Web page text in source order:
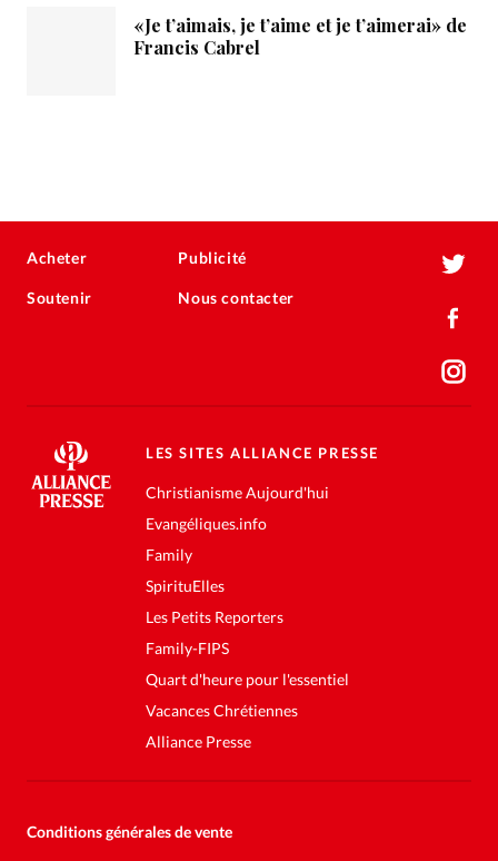
«Je t’aimais, je t’aime et je t’aimerai» de
Francis Cabrel
Acheter
Soutenir
Publicité
Nous contacter
LES SITES ALLIANCE PRESSE
Christianisme Aujourd'hui
Evangéliques.info
Family
SpirituElles
Les Petits Reporters
Family-FIPS
Quart d'heure pour l'essentiel
Vacances Chrétiennes
Alliance Presse
Conditions générales de vente